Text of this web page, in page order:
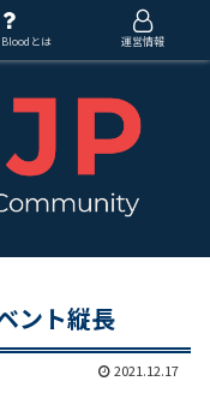
ント縦長
2021.12.17
Bloodとは 運営情報